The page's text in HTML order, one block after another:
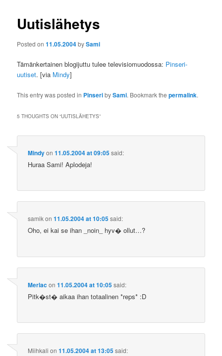
Uutislähetys
Posted on11.05.2004bySami
Tämänkertainen blogijuttu tulee televisiomuodossa: Pinseri-
uutiset. [via Mindy]
This entry was posted in PinseribySami. Bookmark thepermalink.
5 THOUGHTS ON “UUTISLÄHETYS”
Mindyon11.05.2004 at 09:05said:
Huraa Sami! Aplodeja!
samikon11.05.2004 at 10:05said:
Oho, ei kai se ihan _noin_ hyv� ollut…?
Merlacon11.05.2004 at 10:05said:
Pitk�st� aikaa ihan totaalinen *reps* :D
Miihkali on11.05.2004 at 13:05said: